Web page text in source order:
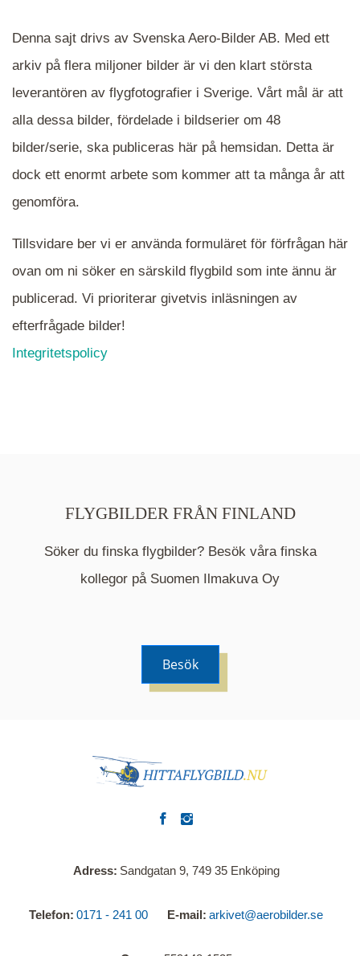
När du ser blåa, röda eller gröna mappar är det
närmare det område Du söker och klicka på
mappen.
Mappen är en medelpunkt över fotat område och
kommer nu visa de fastigheter som finns just här.
Denna sajt drivs av Svenska Aero-Bilder AB. Med ett
arkiv på flera miljoner bilder är vi den klart största
leverantören av flygfotografier i Sverige. Vårt mål är att
alla dessa bilder, fördelade i bildserier om 48
bilder/serie, ska publiceras här på hemsidan. Detta är
dock ett enormt arbete som kommer att ta många år att
genomföra.
Tillsvidare ber vi er använda formuläret för förfrågan här
ovan om ni söker en särskild flygbild som inte ännu är
publicerad. Vi prioriterar givetvis inläsningen av
efterfrågade bilder!
Integritetspolicy
FLYGBILDER FRÅN FINLAND
Söker du finska flygbilder? Besök våra finska
kollegor på Suomen Ilmakuva Oy
Besök
Adress Sandgatan 9, 749 35 Enköping
Telefon 0171 - 241 00 E-mail arkivet@aerobilder.se